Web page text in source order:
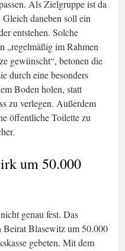
Als Zielgruppe ist da
daneben soll ein
entstehen. Solche
„regelmäßig im Rahmen
gewünscht“, betonen die
durch eine besonders
Boden holen, statt
zu verlegen. Außerdem
öffentliche Toilette zu
um 50.000
genau fest. Das
Beirat Blasewitz um 50.000
gebeten. Mit dem